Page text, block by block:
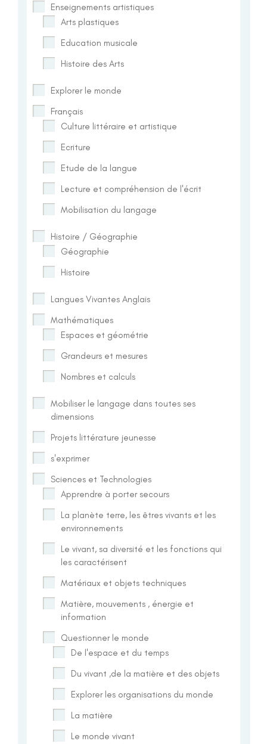
Enseignements artistiques
Arts plastiques
Education musicale
Histoire des Arts
Explorer le monde
Français
Culture littéraire et artistique
Ecriture
Etude de la langue
Lecture et compréhension de l'écrit
Mobilisation du langage
Histoire / Géographie
Géographie
Histoire
Langues Vivantes Anglais
Mathématiques
Espaces et géométrie
Grandeurs et mesures
Nombres et calculs
Mobiliser le langage dans toutes ses
dimensions
Projets littérature jeunesse
s'exprimer
Sciences et Technologies
Apprendre à porter secours
La planète terre, les êtres vivants et les
environnements
Le vivant, sa diversité et les fonctions qui
les caractérisent
Matériaux et objets techniques
Matière, mouvements , énergie et
information
Questionner le monde
De l'espace et du temps
Du vivant ,de la matière et des objets
Explorer les organisations du monde
La matière
Le monde vivant